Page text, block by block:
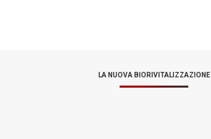
LA NUOVA BIORIVITALIZZAZIONE